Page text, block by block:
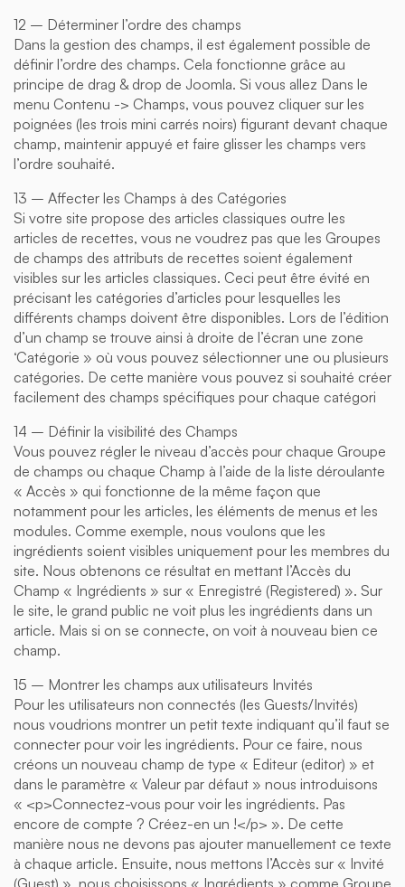
12 – Déterminer l’ordre des champs
Dans la gestion des champs, il est également possible de
définir l’ordre des champs. Cela fonctionne grâce au
principe de drag & drop de Joomla. Si vous allez Dans le
menu Contenu -> Champs, vous pouvez cliquer sur les
poignées (les trois mini carrés noirs) figurant devant chaque
champ, maintenir appuyé et faire glisser les champs vers
l’ordre souhaité.
13 – Affecter les Champs à des Catégories
Si votre site propose des articles classiques outre les
articles de recettes, vous ne voudrez pas que les Groupes
de champs des attributs de recettes soient également
visibles sur les articles classiques. Ceci peut être évité en
précisant les catégories d’articles pour lesquelles les
différents champs doivent être disponibles. Lors de l’édition
d’un champ se trouve ainsi à droite de l’écran une zone
‘Catégorie » où vous pouvez sélectionner une ou plusieurs
catégories. De cette manière vous pouvez si souhaité créer
facilement des champs spécifiques pour chaque catégori
14 – Définir la visibilité des Champs
Vous pouvez régler le niveau d’accès pour chaque Groupe
de champs ou chaque Champ à l’aide de la liste déroulante
« Accès » qui fonctionne de la même façon que
notamment pour les articles, les éléments de menus et les
modules. Comme exemple, nous voulons que les
ingrédients soient visibles uniquement pour les membres du
site. Nous obtenons ce résultat en mettant l’Accès du
Champ « Ingrédients » sur « Enregistré (Registered) ». Sur
le site, le grand public ne voit plus les ingrédients dans un
article. Mais si on se connecte, on voit à nouveau bien ce
champ.
15 – Montrer les champs aux utilisateurs Invités
Pour les utilisateurs non connectés (les Guests/Invités)
nous voudrions montrer un petit texte indiquant qu’il faut se
connecter pour voir les ingrédients. Pour ce faire, nous
créons un nouveau champ de type « Editeur (editor) » et
dans le paramètre « Valeur par défaut » nous introduisons
« <p>Connectez-vous pour voir les ingrédients. Pas
encore de compte ? Créez-en un !</p> ». De cette
manière nous ne devons pas ajouter manuellement ce texte
à chaque article. Ensuite, nous mettons l’Accès sur « Invité
(Guest) », nous choisissons « Ingrédients » comme Groupe